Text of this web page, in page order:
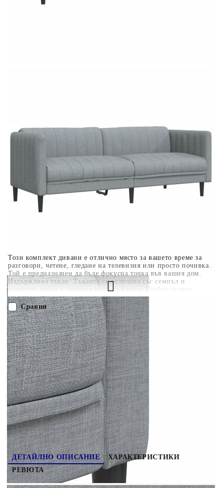
Този комплект дивани е отлично място за вашето време за
разговори, четене, гледане на телевизия или просто почивка.
Той е предназначен да бъде фокусна точка във вашия дом.
Издържлива тъкан: Тъканта се отличава със семпъл и
изчистен вид и е дишаща и издръжлива. Удобно седене:
Креслото е изключително удобно с дебело подплатената
седалка, подлакътниците и облегалката. Поддържащи крака:
Тапицираният диван се поддържа от здрави крака, които
гарантират неговата стабилност, безопасност и здравина.
Атрактивен дизайн: Отличаваща се със семпъл, но модерен
дизайн, тази мека мебел за всекидневна е предназначена да
привлича вниманието във вашата стая. Максимално 110 кг на
седалка. Съобразете се с риска от открит огън и други
източници на силна топлина в близост до продукта.
разполагате с три начина да я платите към тях:
Отложено до 30 дни от момента на изпращане на
поръчката без оскъпяване. За покупки на стойност до
Плащане на 4 вноски. Заплащате 20% от стойността на
поръчката си на момента с карта. Останалата сума се
разделя на 3 равни месечни вноски без оскъпяване. За
покупки на стойност до 1000 лв. / €511.31
Плащане на 6 вноски. Стойността на поръчката се
разпределя в 6 равни месечни вноски с оскъпяване. За
покупки на стойност до 2000 лв. / €1022.61
ПОРЪЧАЙ БЕЗ РЕГИСТРАЦИЯ
Наш представител ще се свърже с Вас в рамките на работния ден!
3209229
Оцени продукта
Сравни
ДЕТАЙЛНО ОПИСАНИЕ
ХАРАКТЕРИСТИКИ
РЕВЮТА